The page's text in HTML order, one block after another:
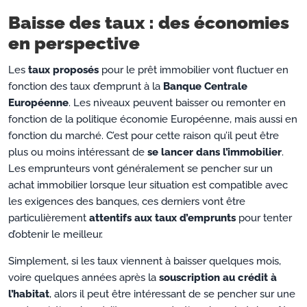
Baisse des taux : des économies
en perspective
Les taux proposés pour le prêt immobilier vont fluctuer en
fonction des taux d’emprunt à la Banque Centrale
Européenne. Les niveaux peuvent baisser ou remonter en
fonction de la politique économie Européenne, mais aussi en
fonction du marché. C’est pour cette raison qu’il peut être
plus ou moins intéressant de se lancer dans l’immobilier.
Les emprunteurs vont généralement se pencher sur un
achat immobilier lorsque leur situation est compatible avec
les exigences des banques, ces derniers vont être
particulièrement attentifs aux taux d’emprunts pour tenter
d’obtenir le meilleur.
Simplement, si les taux viennent à baisser quelques mois,
voire quelques années après la souscription au crédit à
l’habitat, alors il peut être intéressant de se pencher sur une